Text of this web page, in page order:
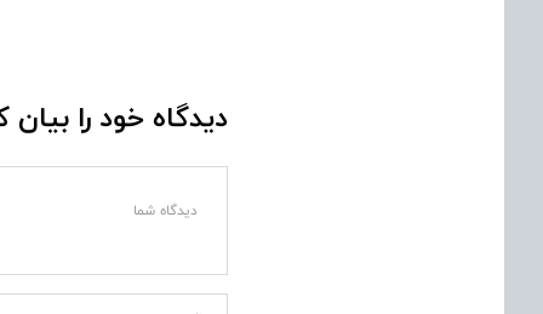
دیدگاه خود را بیان